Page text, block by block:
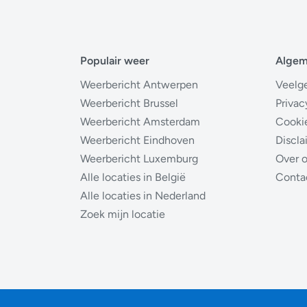
Populair weer
Weerbericht Antwerpen
Weerbericht Brussel
Weerbericht Amsterdam
Weerbericht Eindhoven
Weerbericht Luxemburg
Alle locaties in België
Alle locaties in Nederland
Zoek mijn locatie
Over